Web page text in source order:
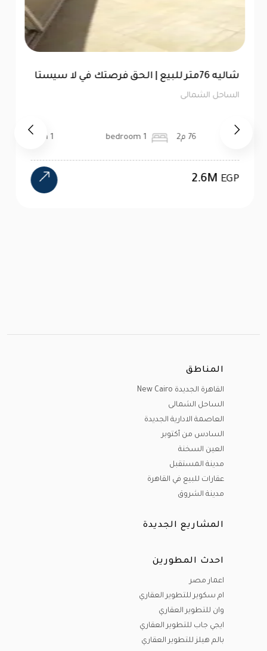
شاليه 76متر للبيع | الحق فرصتك في لا سيستا
الساحل الشمالى
76 م2 1 bedroom
1 bath
2.6M EGP
المناطق
القاهرة الجديدة New Cairo
الساحل الشمالى
العاصمة الادارية الجديدة
السادس من أكتوبر
العين السخنة
مدينة المستقبل
عقارات للبيع في القاهرة
مدينة الشروق
المشاريع الجديدة
احدث المطورين
اعمار مصر
ام سكوير للتطوير العقاري
وان للتطوير العقاري
ايجي جاب للتطوير العقاري
بالم هيلز للتطوير العقاري